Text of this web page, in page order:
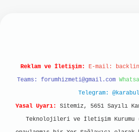
Reklam ve İletişim: E-mail:
Teams: forumhizmeti@gmail.com
Telegram: @karabul
Yasal Uyarı:
Sitemiz, 5651 Sayılı
Teknolojileri ve İletişim Kurumu